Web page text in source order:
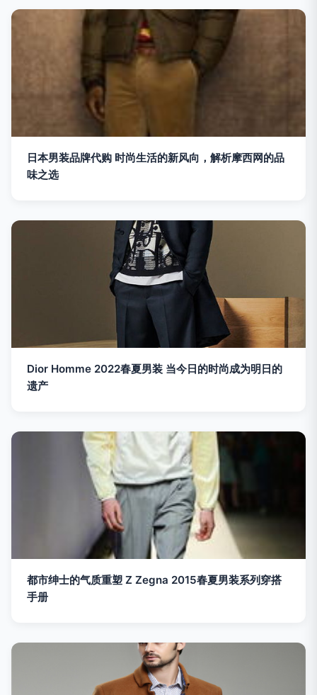
日本男装品牌代购 时尚生活的新风向，解析摩西网的品
味之选
Dior Homme 2022春夏男装 当今日的时尚成为明日的
遗产
都市绅士的气质重塑 Z Zegna 2015春夏男装系列穿搭
手册